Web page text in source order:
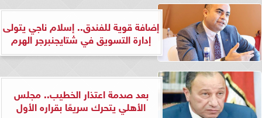
إضافة قوية للفندق.. إسلام ناجي يتولى
إدارة التسويق في شتايجنبرجر الهرم
بعد صدمة اعتذار الخطيب.. مجلس
الأهلي يتحرك سريعًا بقراره الأول